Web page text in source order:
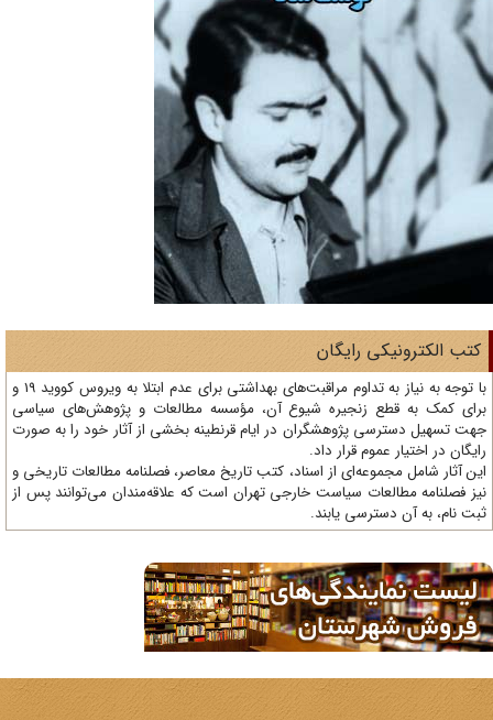
الکترونیکی رایگان
با توجه به نیاز به تداوم مراقبت‌های بهداشتی برای عدم ابتلا به ویروس کووید 19 و
کمک به قطع زنجیره شیوع آن، مؤسسه مطالعات و پژوهش‌های سیاسی
تسهیل دسترسی پژوهشگران در ایام قرنطینه بخشی از آثار خود را به صورت
در اختیار عموم قرار داد.
آثار شامل مجموعه‌ای از اسناد، کتب تاریخ معاصر، فصلنامه‌ مطالعات تاریخی و
فصلنامه مطالعات سیاست خارجی تهران است که علاقه‌مندان می‌توانند پس از
نام، به آن دسترسی یابند.